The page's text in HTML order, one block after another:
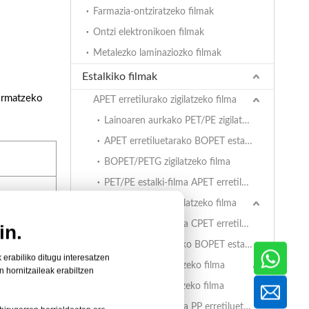
Farmazia-ontziratzeko filmak
Ontzi elektronikoen filmak
Metalezko laminaziozko filmak
Estalkiko filmak
APET erretilurako zigilatzeko filma
Lainoaren aurkako PET/PE zigilatzeko filma
APET erretiluetarako BOPET estalki-film estaliduna
BOPET/PETG zigilatzeko filma
PET/PE estalki-filma APET erretiluetarako
CPET erretilurako zigilatzeko filma
PET/PE estalki-filma CPET erretiluetarako
CPET erretiluetarako BOPET estalki-film estaliduna
PP erretilurako zigilatzeko filma
BOPET/CPP zigilatzeko filma
PET/PE estalki-filma PP erretiluetarako
ditugu interesatzen
hornitzaileak erabiltzen